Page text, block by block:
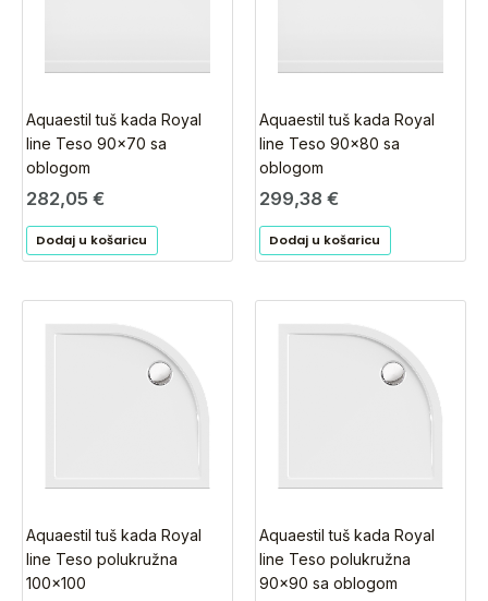
Aquaestil tuš kada Royal
line Teso 90×70 sa
oblogom
282,05 €
Dodaj u košaricu
Aquaestil tuš kada Royal
line Teso 90×80 sa
oblogom
299,38 €
Dodaj u košaricu
Aquaestil tuš kada Royal
line Teso polukružna
100×100
Aquaestil tuš kada Royal
line Teso polukružna
90×90 sa oblogom